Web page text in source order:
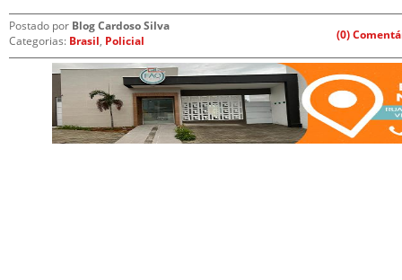
Postado por Blog Cardoso Silva
Categorias: Brasil, Policial (0)